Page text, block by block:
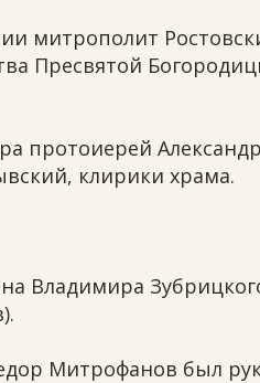
митрополит
Пресвятой
протоиерей
клирики храма.
Владимира
Митрофанов был